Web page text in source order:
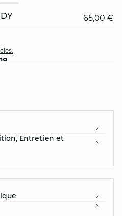
65,00 €
Entretien et